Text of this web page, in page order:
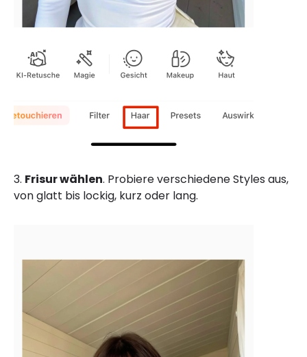
3. Frisur wählen. Probiere verschiedene Styles aus,
von glatt bis lockig, kurz oder lang.